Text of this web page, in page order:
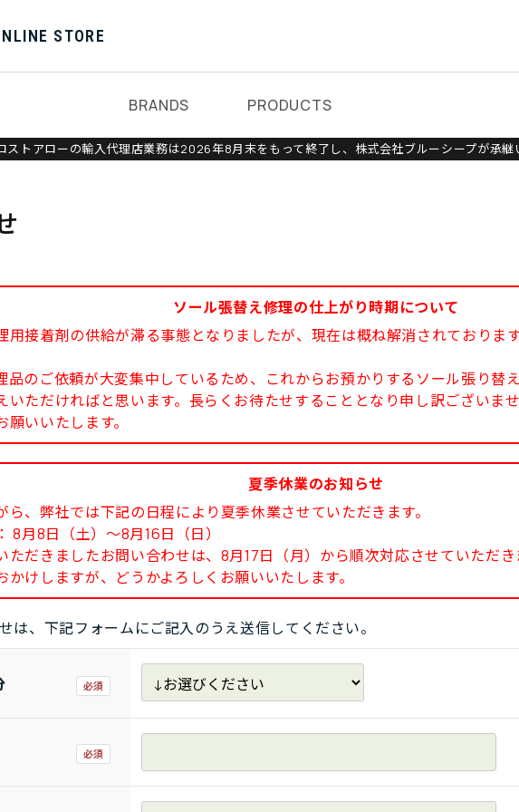
STORE
BRANDS PRODUCTS
ストアローの輸入代理店業務は2026年8月末をもって終了し、株式会社ブルーシープが承継
ソール張替え修理の仕上がり時期について
用接着剤の供給が滞る事態となりましたが、現在は概ね解消されておりま
品のご依頼が大変集中しているため、これからお預かりするソール張り替
いただければと思います。長らくお待たせすることとなり申し訳ございま
願いいたします。
夏季休業のお知らせ
ら、弊社では下記の日程により夏季休業させていただきます。
8月8日（土）～8月16日（日）
だきましたお問い合わせは、8月17日（月）から順次対応させていただき
けしますが、どうかよろしくお願いいたします。
は、下記フォームにご記入のうえ送信してください。